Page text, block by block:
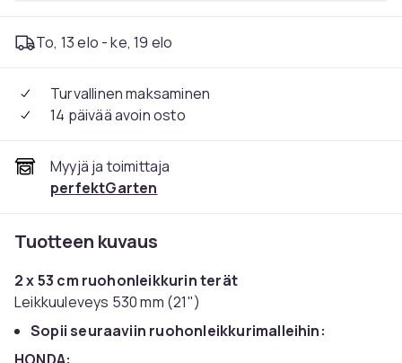
To, 13 elo - ke, 19 elo
Turvallinen maksaminen
14 päivää avoin osto
Myyjä ja toimittaja
perfektGarten
Tuotteen kuvaus
2 x 53 cm ruohonleikkurin terät
Leikkuuleveys 530 mm (21")
Sopii seuraaviin ruohonleikkurimalleihin: